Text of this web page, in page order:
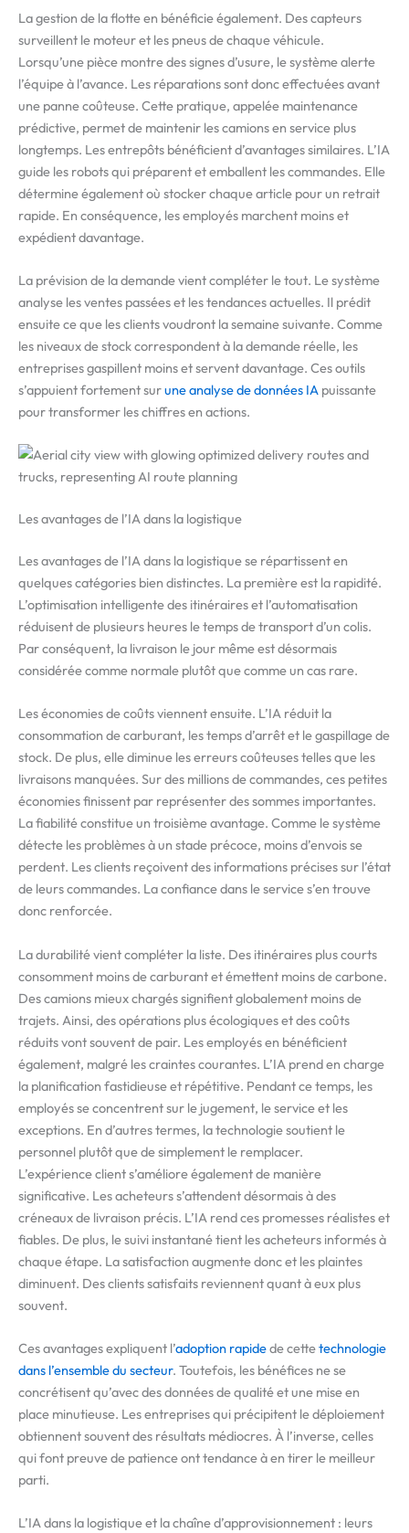
La gestion de la flotte en bénéficie également. Des capteurs
surveillent le moteur et les pneus de chaque véhicule.
Lorsqu’une pièce montre des signes d’usure, le système alerte
l’équipe à l’avance. Les réparations sont donc effectuées avant
une panne coûteuse. Cette pratique, appelée maintenance
prédictive, permet de maintenir les camions en service plus
longtemps. Les entrepôts bénéficient d’avantages similaires. L’IA
guide les robots qui préparent et emballent les commandes. Elle
détermine également où stocker chaque article pour un retrait
rapide. En conséquence, les employés marchent moins et
expédient davantage.
La prévision de la demande vient compléter le tout. Le système
analyse les ventes passées et les tendances actuelles. Il prédit
ensuite ce que les clients voudront la semaine suivante. Comme
les niveaux de stock correspondent à la demande réelle, les
entreprises gaspillent moins et servent davantage. Ces outils
s’appuient fortement surune analyse de données IA puissante
pour transformer les chiffres en actions.
Les avantages de l’IA dans la logistique
Les avantages de l’IA dans la logistique se répartissent en
quelques catégories bien distinctes. La première est la rapidité.
L’optimisation intelligente des itinéraires et l’automatisation
réduisent de plusieurs heures le temps de transport d’un colis.
Par conséquent, la livraison le jour même est désormais
considérée comme normale plutôt que comme un cas rare.
Les économies de coûts viennent ensuite. L’IA réduit la
consommation de carburant, les temps d’arrêt et le gaspillage de
stock. De plus, elle diminue les erreurs coûteuses telles que les
livraisons manquées. Sur des millions de commandes, ces petites
économies finissent par représenter des sommes importantes.
La fiabilité constitue un troisième avantage. Comme le système
détecte les problèmes à un stade précoce, moins d’envois se
perdent. Les clients reçoivent des informations précises sur l’état
de leurs commandes. La confiance dans le service s’en trouve
donc renforcée.
La durabilité vient compléter la liste. Des itinéraires plus courts
consomment moins de carburant et émettent moins de carbone.
Des camions mieux chargés signifient globalement moins de
trajets. Ainsi, des opérations plus écologiques et des coûts
réduits vont souvent de pair. Les employés en bénéficient
également, malgré les craintes courantes. L’IA prend en charge
la planification fastidieuse et répétitive. Pendant ce temps, les
employés se concentrent sur le jugement, le service et les
exceptions. En d’autres termes, la technologie soutient le
personnel plutôt que de simplement le remplacer.
L’expérience client s’améliore également de manière
significative. Les acheteurs s’attendent désormais à des
créneaux de livraison précis. L’IA rend ces promesses réalistes et
fiables. De plus, le suivi instantané tient les acheteurs informés à
chaque étape. La satisfaction augmente donc et les plaintes
diminuent. Des clients satisfaits reviennent quant à eux plus
souvent.
Ces avantages expliquent l’adoption rapidede cettetechnologie
dans l’ensemble du secteur. Toutefois, les bénéfices ne se
concrétisent qu’avec des données de qualité et une mise en
place minutieuse. Les entreprises qui précipitent le déploiement
obtiennent souvent des résultats médiocres. À l’inverse, celles
qui font preuve de patience ont tendance à en tirer le meilleur
parti.
L’IA dans la logistique et la chaîne d’approvisionnement : leurs